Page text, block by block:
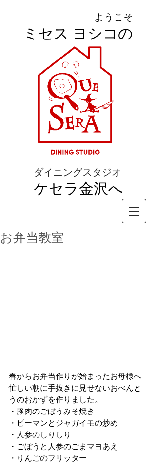
ようこそ
ミセス ヨシコの
ダイニングスタジオ
ケセラ金沢へ
お弁当教室
春からお弁当作りが始まったお母様へ
忙しい朝に手抜きに見せないおべんと
うのおかずを作りました。
・豚肉のごぼうみそ焼き
・ピーマンとジャガイモの炒め
・人参のしりしり
・ごぼうと人参のごまマヨあえ
・りんごのフリッター